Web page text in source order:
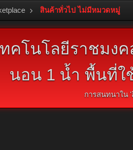
สินค้าทั่วไป ไม่มีหมวดหมู่
คโนโลยีราชมง
นอน 1 น้ำ พื้นที่ใ
การสนทนาใน '